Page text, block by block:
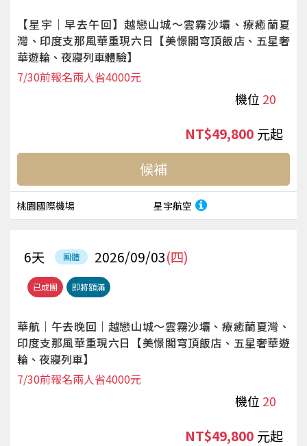
【星宇｜早去午回】越戀山城～雲霧沙壩、療癒蘭夏
灣、印度支那風華重現六日【美憬閣穹頂飯店、五星奢
華遊輪、夜寢列車體驗】
機位 20
7/30前報名兩人省4000元
桃園國際機場 星宇航空
NT$49,800 起
候補
已成團 即將額滿
團體 2026/09/03(四)
6天
華航｜午去晚回｜越戀山城～雲霧沙壩、療癒蘭夏灣、
印度支那風華重現六日【美憬閣穹頂飯店、五星奢華遊
輪、夜寢列車】
機位 20
7/30前報名兩人省4000元
NT$49,800 起